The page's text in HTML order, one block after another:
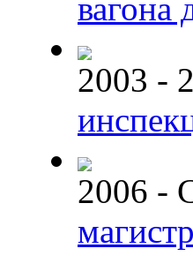
2003 -
2006 -